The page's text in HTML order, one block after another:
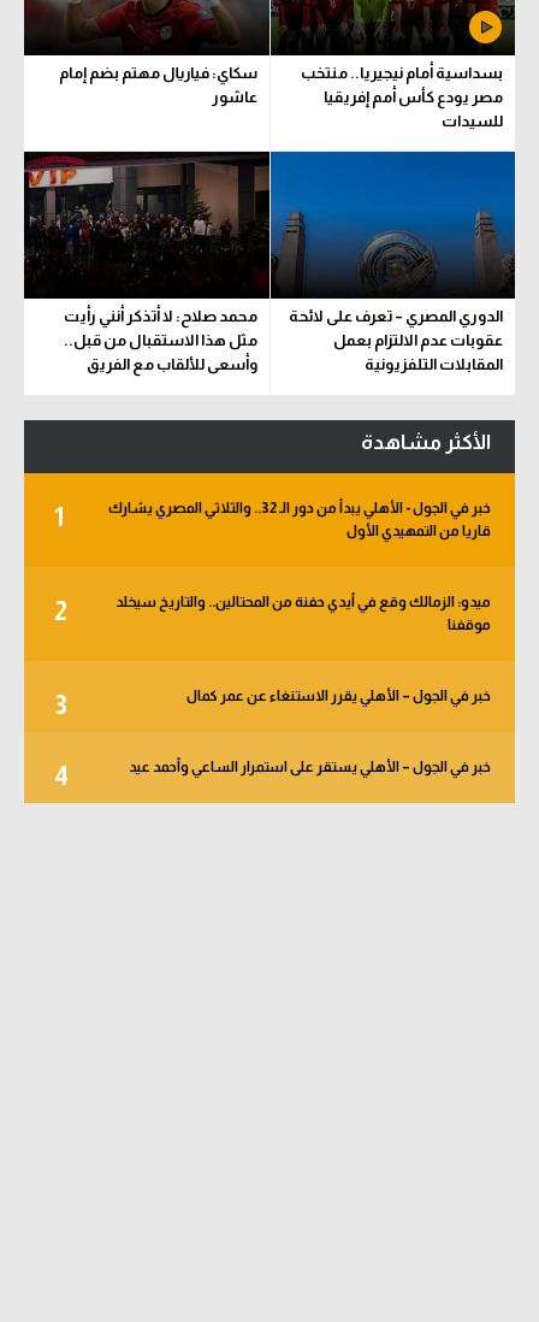
بسداسية أمام نيجيريا.. منتخب
مصر يودع كأس أمم إفريقيا
للسيدات
سكاي: فياريال مهتم بضم إمام
عاشور
الدوري المصري – تعرف على لائحة
عقوبات عدم الالتزام بعمل
المقابلات التلفزيونية
محمد صلاح: لا أتذكر أنني رأيت
مثل هذا الاستقبال من قبل..
وأسعى للألقاب مع الفريق
الأكثر مشاهدة
1
خبر في الجول - الأهلي يبدأ من دور الـ 32.. والثلاثي المصري يشارك
قاريا من التمهيدي الأول
2
ميدو: الزمالك وقع في أيدي حفنة من المحتالين.. والتاريخ سيخلد
موقفنا
3 خبر في الجول – الأهلي يقرر الاستنغاء عن عمر كمال
4 خبر في الجول – الأهلي يستقر على استمرار الساعي وأحمد عيد